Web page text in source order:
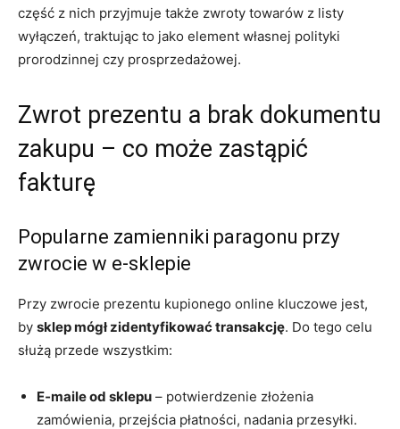
część z nich przyjmuje także zwroty towarów z listy
wyłączeń, traktując to jako element własnej polityki
prorodzinnej czy prosprzedażowej.
Zwrot prezentu a brak dokumentu
zakupu – co może zastąpić
fakturę
Popularne zamienniki paragonu przy
zwrocie w e‑sklepie
Przy zwrocie prezentu kupionego online kluczowe jest,
by sklep mógł zidentyfikować transakcję. Do tego celu
służą przede wszystkim:
E‑maile od sklepu – potwierdzenie złożenia
zamówienia, przejścia płatności, nadania przesyłki.